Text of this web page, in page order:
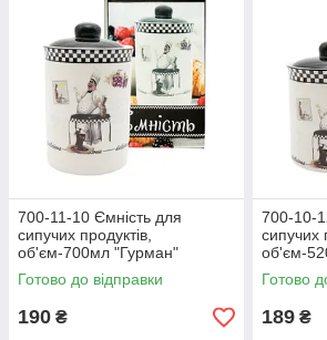
700-11-10 Ємність для
сипучих продуктів,
об'єм-700мл "Гурман"
Готово до відправки
190 ₴
700-10-
сипучих
об'єм-
Готово
189 ₴